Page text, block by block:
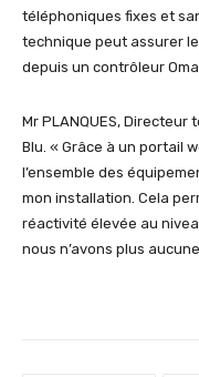
téléphoniques fixes et
technique peut assurer
depuis un contrôleur
Mr PLANQUES, Directeur
Blu. « Grâce à un portail
l’ensemble des
mon installation. Cela
réactivité élevée au
nous n’avons plus